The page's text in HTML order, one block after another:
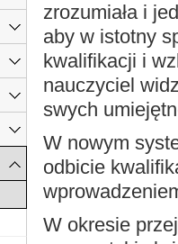
zrozumiała i
aby w istotny
kwalifikacji i
nauczyciel
swych
W nowym
odbicie
W okresie